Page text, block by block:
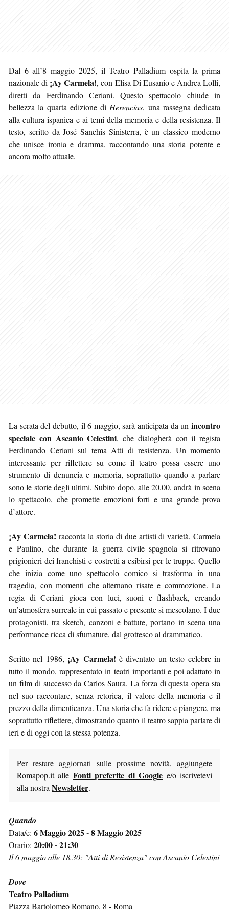
Dal 6 all’8 maggio 2025, il Teatro Palladium ospita la prima
nazionale di ¡Ay Carmela!, con Elisa Di Eusanio e Andrea Lolli,
diretti da Ferdinando Ceriani. Questo spettacolo chiude in
bellezza la quarta edizione di Herencias, una rassegna dedicata
alla cultura ispanica e ai temi della memoria e della resistenza. Il
testo, scritto da José Sanchis Sinisterra, è un classico moderno
che unisce ironia e dramma, raccontando una storia potente e
ancora molto attuale.
La serata del debutto, il 6 maggio, sarà anticipata da un incontro
speciale con Ascanio Celestini, che dialogherà con il regista
Ferdinando Ceriani sul tema Atti di resistenza. Un momento
interessante per riflettere su come il teatro possa essere uno
strumento di denuncia e memoria, soprattutto quando a parlare
sono le storie degli ultimi. Subito dopo, alle 20.00, andrà in scena
lo spettacolo, che promette emozioni forti e una grande prova
d’attore.
¡Ay Carmela! racconta la storia di due artisti di varietà, Carmela
e Paulino, che durante la guerra civile spagnola si ritrovano
prigionieri dei franchisti e costretti a esibirsi per le truppe. Quello
che inizia come uno spettacolo comico si trasforma in una
tragedia, con momenti che alternano risate e commozione. La
regia di Ceriani gioca con luci, suoni e flashback, creando
un’atmosfera surreale in cui passato e presente si mescolano. I due
protagonisti, tra sketch, canzoni e battute, portano in scena una
performance ricca di sfumature, dal grottesco al drammatico.
Scritto nel 1986, ¡Ay Carmela! è diventato un testo celebre in
tutto il mondo, rappresentato in teatri importanti e poi adattato in
un film di successo da Carlos Saura. La forza di questa opera sta
nel suo raccontare, senza retorica, il valore della memoria e il
prezzo della dimenticanza. Una storia che fa ridere e piangere, ma
soprattutto riflettere, dimostrando quanto il teatro sappia parlare di
ieri e di oggi con la stessa potenza.
Per restare aggiornati sulle prossime novità, aggiungete
Romapop.it alle Fonti preferite di Google e/o iscrivetevi
alla nostra Newsletter.
Quando
Data/e: 6 Maggio 2025 - 8 Maggio 2025
Orario: 20:00 - 21:30
Il 6 maggio alle 18.30: "Atti di Resistenza" con Ascanio Celestini
Dove
Teatro Palladium
Piazza Bartolomeo Romano, 8 - Roma